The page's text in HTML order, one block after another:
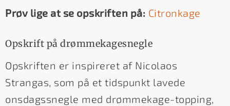
Prøv lige at se opskriften på: Citronkage
Opskrift på drømmekagesnegle
Opskriften er inspireret af Nicolaos
Strangas, som på et tidspunkt lavede
onsdagssnegle med drømmekage-topping,